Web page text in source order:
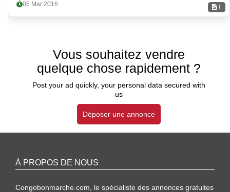
1
05 Mar 2016
Vous souhaitez vendre
quelque chose rapidement ?
Post your ad quickly, your personal data secured with
us
Déposer une annonce
À PROPOS DE NOUS
Congobonmarche.com, le spécialiste des annonces gratuites